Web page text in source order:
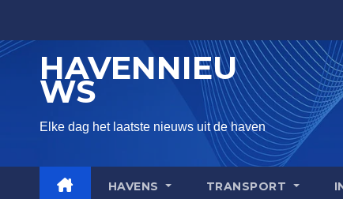
content
HAVENNIEU
WS
Elke dag het laatste nieuws uit de haven
HAVENS TRANSPORT